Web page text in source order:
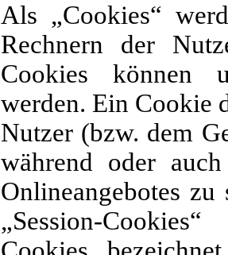
Als „Cookies“
Rechnern der
Cookies können
werden. Ein Cookie
Nutzer (bzw. dem
während oder
Onlineangebotes
„Session-